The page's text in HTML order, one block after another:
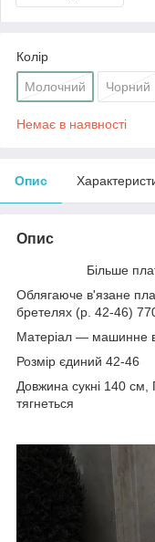
Колір
Молочний Чорний
Немає в наявності
Опис
Опис
Більше
Облягаюче в'язане
бретелях (р. 42-46)
Матеріал — машинне
Розмір єдиний 42-46
Довжина сукні 140
тягнеться